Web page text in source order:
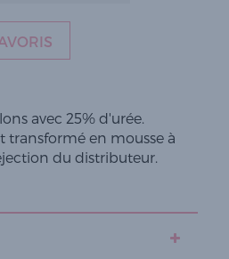
avec 25% d'urée.
transformé en mousse à
du distributeur.